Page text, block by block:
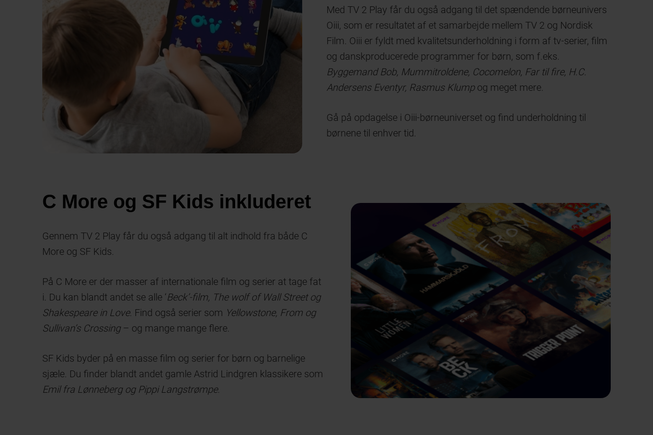
Med TV 2 Play får du også adgang til det spændende børneunivers
Oiii, som er resultatet af et samarbejde mellem TV 2 og Nordisk
Film. Oiii er fyldt med kvalitetsunderholdning i form af tv-serier, film
og danskproducerede programmer for børn, som f.eks.
Byggemand Bob, Mummitroldene, Cocomelon, Far til fire, H.C.
Andersens Eventyr, Rasmus Klump og meget mere.
Gå på opdagelse i Oiii-børneuniverset og find underholdning til
børnene til enhver tid.
C More og SF Kids inkluderet
Gennem TV 2 Play får du også adgang til alt indhold fra både C
More og SF Kids.
På C More er der masser af internationale film og serier at tage fat
i. Du kan blandt andet se alle ‘Beck’-film, The wolf of Wall Street og
Shakespeare in Love. Find også serier som Yellowstone, From og
Sullivan’s Crossing– og mange mange flere.
SF Kids byder på en masse film og serier for børn og barnelige
sjæle. Du finder blandt andet gamle Astrid Lindgren klassikere som
Emil fra Lønneberg og Pippi Langstrømpe.